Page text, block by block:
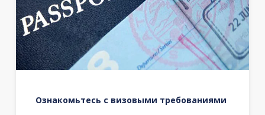
Ознакомьтесь с визовыми требованиями